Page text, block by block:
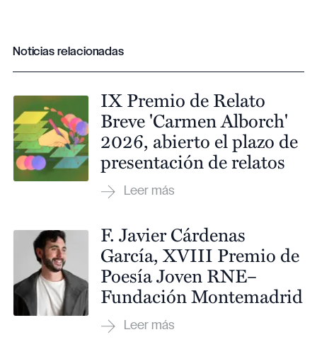
Noticias relacionadas
IX Premio de Relato
Breve 'Carmen Alborch'
2026, abierto el plazo de
presentación de relatos
F. Javier Cárdenas
García, XVIII Premio de
Poesía Joven RNE–
Fundación Montemadrid